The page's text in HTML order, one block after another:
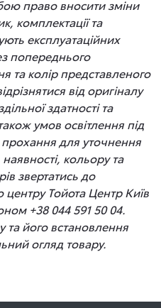
право вносити зміни
комплектації та
експлуатаційних
попереднього
та колір представленого
від оригіналу
здатності та
умов освітлення під
для уточнення
наявності, кольору та
звертатись до
центру Тойота Центр Київ
+38 044 591 50 04.
його встановлення
огляд товару.